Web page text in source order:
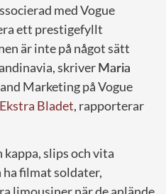
med Vogue
ett prestigefyllt
är inte på något sätt
skriverMaria
Marketing på Vogue
Ekstra Bladet, rapporterar
slips och vita
ha filmat soldater,